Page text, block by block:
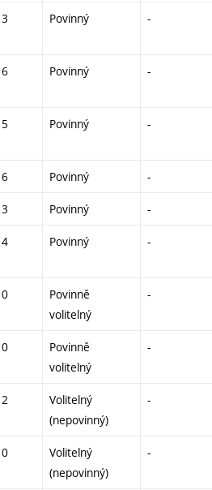
3 Povinný -
6 Povinný -
5 Povinný -
6 Povinný -
3 Povinný -
4 Povinný -
0
Povinně
volitelný
-
0
Povinně
volitelný
-
2
Volitelný
(nepovinný)
-
0
Volitelný
(nepovinný)
-